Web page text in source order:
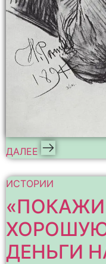
ДАЛЕЕ
ИСТОРИИ
ХОРОШУЮ
ДЕНЬГИ